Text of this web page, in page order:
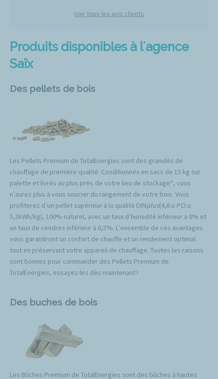
Produits disponibles à l'agence
Saïx
Des pellets de bois
Les Pellets Premium de TotalEnergies sont des granulés de
chauffage de première qualité. Conditionnés en sacs de 15 kg sur
palette et livrés au plus près de votre lieu de stockage*, vous
n’aurez plus à vous soucier du rangement de votre bois. Vous
profiterez d’un pellet supérieur à la qualité DINplus(4,8 ≤ PCI ≤
5,3kWh/kg), 100% naturel, avec un taux d’humidité inférieur à 8% et
un taux de cendres inférieur à 0,5%. L’ensemble de ces avantages
vous garantiront un confort de chauffe et un rendement optimal
tout en préservant votre appareil de chauffage. Toutes les raisons
sont bonnes pour commander des Pellets Premium de
TotalEnergies, essayez-les dès maintenant !
Des buches de bois
Les Bûches Premium de TotalEnergies sont des bûches à hautes
Voir tous les avis clients